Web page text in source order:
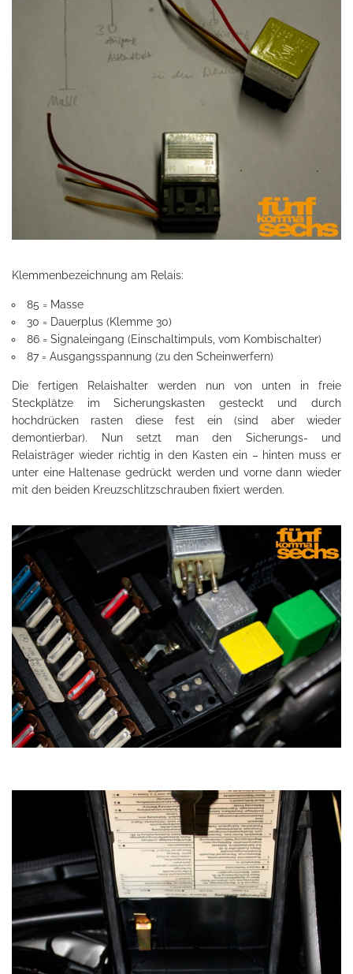
Klemmenbezeichnung am Relais:
85 = Masse
30 = Dauerplus (Klemme 30)
86 = Signaleingang (Einschaltimpuls, vom Kombischalter)
87 = Ausgangsspannung (zu den Scheinwerfern)
Die fertigen Relaishalter werden nun von unten in freie
Steckplätze im Sicherungskasten gesteckt und durch
hochdrücken rasten diese fest ein (sind aber wieder
demontierbar). Nun setzt man den Sicherungs- und
Relaisträger wieder richtig in den Kasten ein – hinten muss er
unter eine Haltenase gedrückt werden und vorne dann wieder
mit den beiden Kreuzschlitzschrauben fixiert werden.